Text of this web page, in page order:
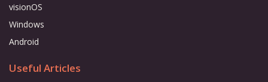
visionOS
Windows
Android
Useful Articles